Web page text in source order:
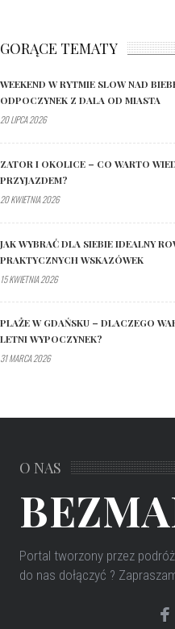
GORĄCE TEMATY
WEEKEND W RYTMIE SLOW NAD
ODPOCZYNEK Z DALA OD MIASTA
20 LIPCA 2026
ZATOR I OKOLICE – CO WARTO
PRZYJAZDEM?
20 KWIETNIA 2026
JAK WYBRAĆ DLA SIEBIE IDEALNY
PRAKTYCZNYCH WSKAZÓWEK
15 KWIETNIA 2026
PLAŻE W GDAŃSKU – DLACZEGO
LETNI WYPOCZYNEK?
31 MARCA 2026
O NAS
Portal tworzony przez
do nas dołączyć ?